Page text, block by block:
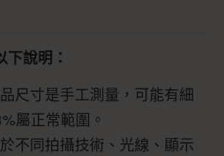
說明：
尺寸是手工測量，可能有細
屬正常範圍。
不同拍攝技術、光線、顯示